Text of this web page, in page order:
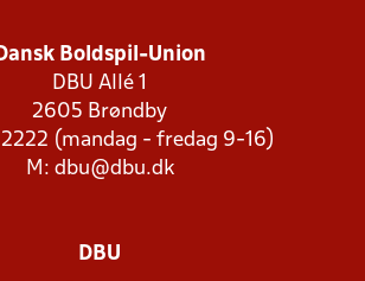
Dansk Boldspil-Union
DBU Allé 1
2605 Brøndby
2222 (mandag - fredag 9-16)
M: dbu@dbu.dk
DBU